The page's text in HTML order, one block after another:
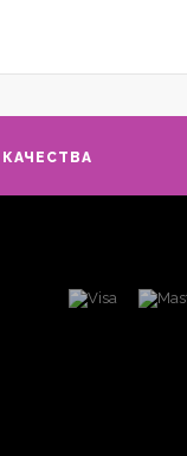
КАЧЕСТВА